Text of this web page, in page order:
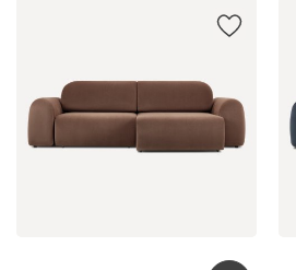
Графит Серый Терракота